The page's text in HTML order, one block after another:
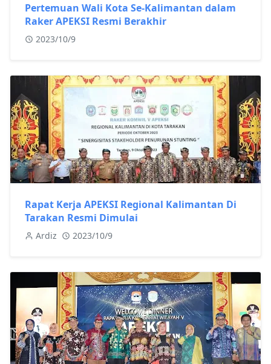
Pertemuan Wali Kota Se-Kalimantan dalam
Raker APEKSI Resmi Berakhir
2023/10/9
Rapat Kerja APEKSI Regional Kalimantan Di
Tarakan Resmi Dimulai
Ardiz 2023/10/9